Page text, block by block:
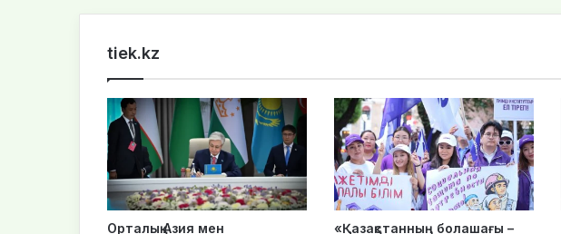
tiek.kz
Орталық Азия мен
«Қазақстанның болашағы –